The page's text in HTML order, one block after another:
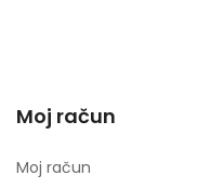
Moj račun
Moj račun